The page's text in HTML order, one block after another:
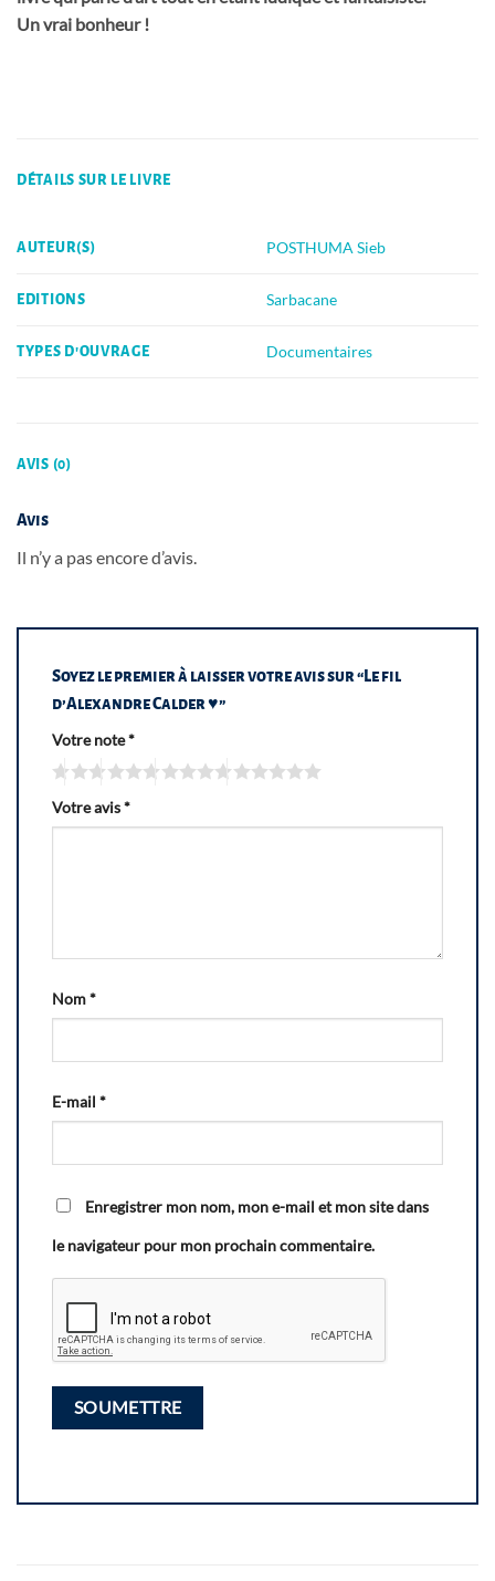
Un vrai bonheur !
DÉTAILS SUR LE LIVRE
AUTEUR(S) POSTHUMA Sieb
EDITIONS Sarbacane
TYPES D'OUVRAGE Documentaires
AVIS (0)
Avis
Il n’y a pas encore d’avis.
Soyez le premier à laisser votre avis sur “Le fil
d’Alexandre Calder ♥”
Votre note*
Votre avis*
Nom*
E-mail *
Enregistrer mon nom, mon e-mail et mon site dans
le navigateur pour mon prochain commentaire.